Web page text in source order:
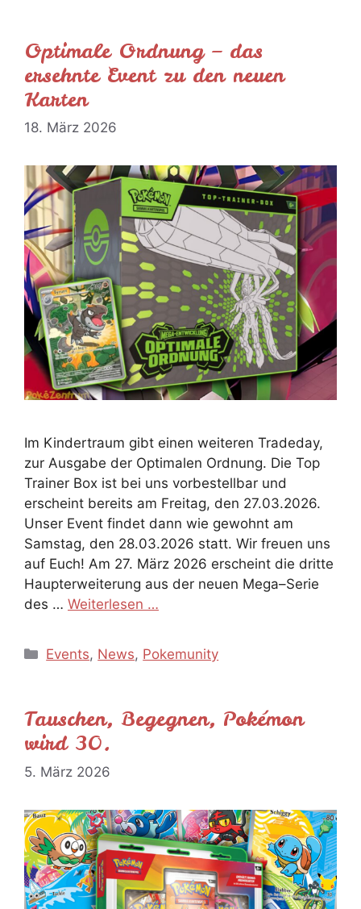
Optimale Ordnung – das
ersehnte Event zu den neuen
Karten
18. März 2026
Im Kindertraum gibt einen weiteren Tradeday,
zur Ausgabe der Optimalen Ordnung. Die Top
Trainer Box ist bei uns vorbestellbar und
erscheint bereits am Freitag, den 27.03.2026.
Unser Event findet dann wie gewohnt am
Samstag, den 28.03.2026 statt. Wir freuen uns
auf Euch! Am 27. März 2026 erscheint die dritte
Haupterweiterung aus der neuen Mega–Serie
des … Weiterlesen …
Kategorien
Events, News, Pokemunity
Tauschen, Begegnen, Pokémon
wird 30.
5. März 2026